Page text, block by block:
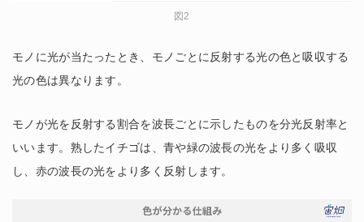
図2
モノに光が当たったとき、モノごとに反射する光の色と吸収する
光の色は異なります。
モノが光を反射する割合を波長ごとに示したものを分光反射率と
いいます。熟したイチゴは、青や緑の波長の光をより多く吸収
し、赤の波長の光をより多く反射します。